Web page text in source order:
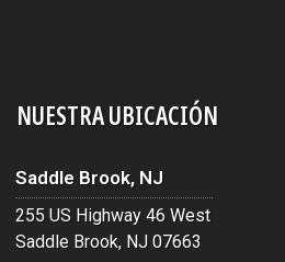
NUESTRA UBICACIÓN
Saddle Brook, NJ
255 US Highway 46 West
Saddle Brook, NJ 07663